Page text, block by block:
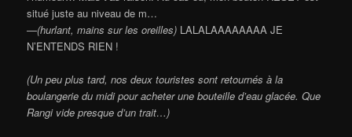
situé juste au niveau de m…
—(hurlant, mains sur les oreilles) LALALAAAAAAAA JE
N’ENTENDS RIEN !
(Un peu plus tard, nos deux touristes sont retournés à la
boulangerie du midi pour acheter une bouteille d’eau glacée. Que
Rangi vide presque d’un trait…)